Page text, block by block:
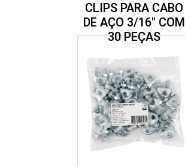
CLIPS PARA CABO
DE AÇO 3/16″ COM
30 PEÇAS